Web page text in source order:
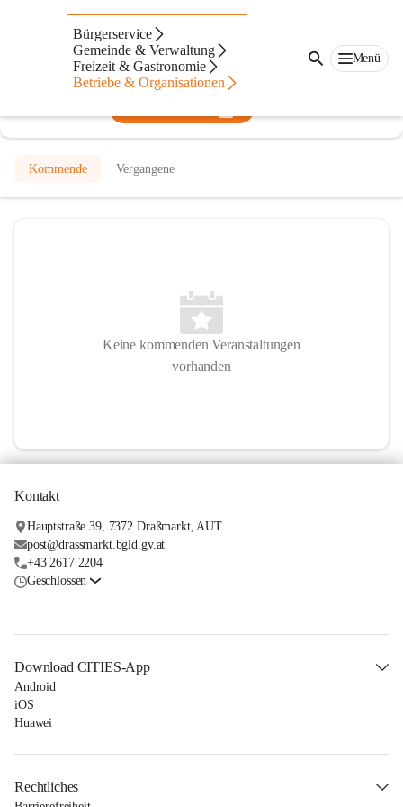
Bürgerservice
Gemeinde & Verwaltung
Freizeit & Gastronomie
Betriebe & Organisationen
Menü
Freiwillige Feuerwehr Draßmarkt
@freiwillige-feuerwehr-drassmarkt
Feuerwehr
Kommende Vergangene
Keine kommenden Veranstaltungen
vorhanden
Kontakt
Hauptstraße 39, 7372 Draßmarkt, AUT
post@drassmarkt.bgld.gv.at
+43 2617 2204
Geschlossen
Download CITIES-App
Android
iOS
Huawei
Rechtliches